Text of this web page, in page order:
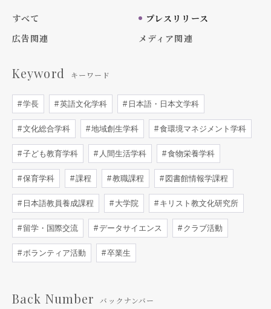
すべて
プレスリリース
広告関連
メディア関連
Keyword キーワード
学長 英語文化学科 日本語・日本文学科
文化総合学科 地域創生学科 食環境マネジメント学科
子ども教育学科 人間生活学科 食物栄養学科
保育学科 課程 教職課程 図書館情報学課程
日本語教員養成課程 大学院 キリスト教文化研究所
留学・国際交流 データサイエンス クラブ活動
ボランティア活動 卒業生
Back Number バックナンバー